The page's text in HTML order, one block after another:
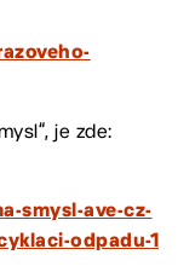
je zde:
smysl-ave-cz-
odpadu-1